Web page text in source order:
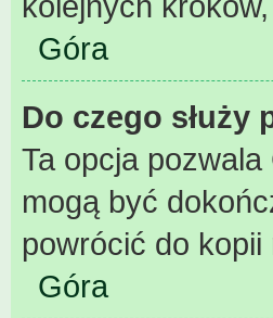
Góra
Do czego
Ta opcja
mogą być
powrócić do
Góra